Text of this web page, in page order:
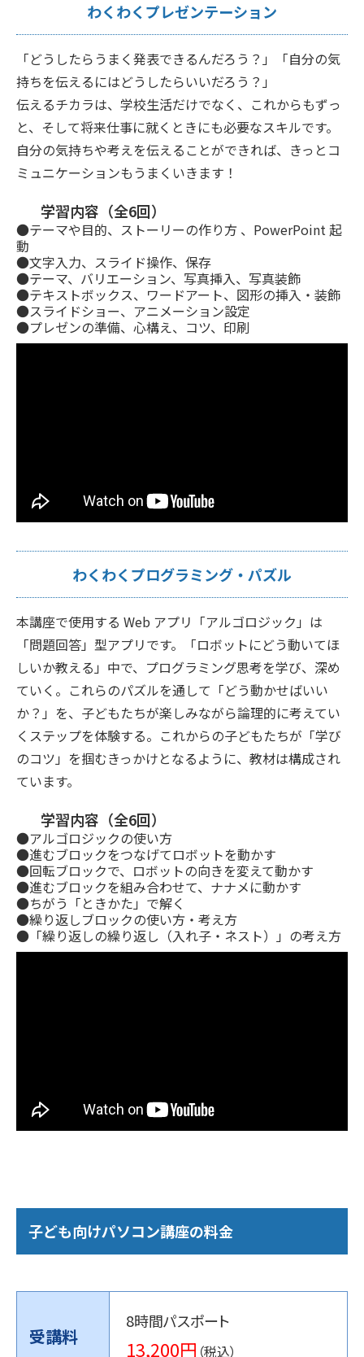
わくわくプレゼンテーション
「どうしたらうまく発表できるんだろう？」「自分の気
持ちを伝えるにはどうしたらいいだろう？」
伝えるチカラは、学校生活だけでなく、これからもずっ
と、そして将来仕事に就くときにも必要なスキルです。
自分の気持ちや考えを伝えることができれば、きっとコ
ミュニケーションもうまくいきます！
学習内容（全6回）
●テーマや目的、ストーリーの作り方 、PowerPoint 起
動
●文字入力、スライド操作、保存
●テーマ、バリエーション、写真挿入、写真装飾
●テキストボックス、ワードアート、図形の挿入・装飾
●スライドショー、アニメーション設定
●プレゼンの準備、心構え、コツ、印刷
わくわくプログラミング・パズル
本講座で使用する Web アプリ「アルゴロジック」は
「問題回答」型アプリです。「ロボットにどう動いてほ
しいか教える」中で、プログラミング思考を学び、深め
ていく。これらのパズルを通して「どう動かせばいい
か？」を、子どもたちが楽しみながら論理的に考えてい
くステップを体験する。これからの子どもたちが「学び
のコツ」を掴むきっかけとなるように、教材は構成され
ています。
学習内容（全6回）
●アルゴロジックの使い方
●進むブロックをつなげてロボットを動かす
●回転ブロックで、ロボットの向きを変えて動かす
●進むブロックを組み合わせて、ナナメに動かす
●ちがう「ときかた」で解く
●繰り返しブロックの使い方・考え方
●「繰り返しの繰り返し（入れ子・ネスト）」の考え方
子ども向けパソコン講座の料金
受講料
8時間パスポート
13,200円 （税込）